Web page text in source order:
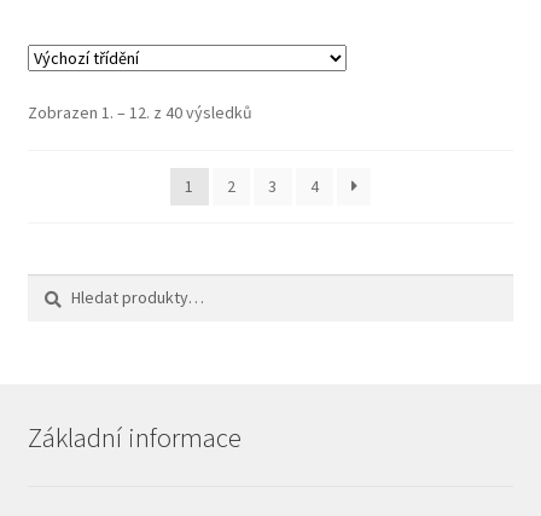
Zobrazen 1. – 12. z 40 výsledků
1 2 3 4
Hledat:
Hledat
Základní informace